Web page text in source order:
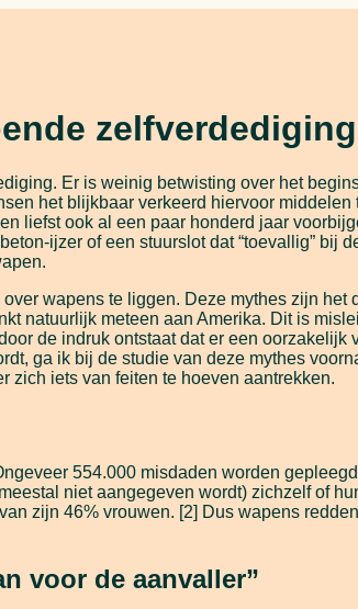
zelfverdediging
Er is weinig betwisting over het
het blijkbaar verkeerd hiervoor
liefst ook al een paar honderd jaar
ijzer of een stuurslot dat “toevallig” bij
wapens te liggen. Deze mythes zijn het
natuurlijk meteen aan Amerika. Dit is
de indruk ontstaat dat er een oorzakelijk
ga ik bij de studie van deze mythes
zich iets van feiten te hoeven aantrekken.
554.000 misdaden worden
niet aangegeven wordt) zichzelf of
zijn 46% vrouwen. [2] Dus wapens
voor de aanvaller”